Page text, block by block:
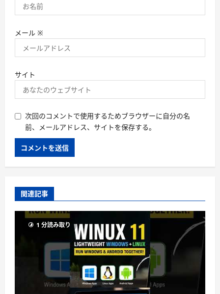
メール ※
サイト
次回のコメントで使用するためブラウザーに自分の名
前、メールアドレス、サイトを保存する。
関連記事
1 分読み取り